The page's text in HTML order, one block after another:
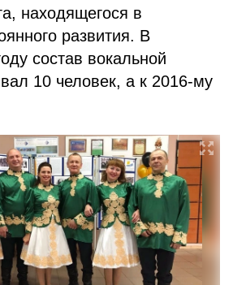
находящегося в
развития. В
состав вокальной
10 человек, а к 2016-му